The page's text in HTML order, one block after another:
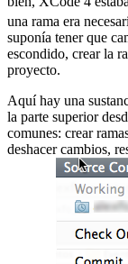
una rama era
suponía tener que
escondido, crear la
proyecto.
Aquí hay una
la parte superior
comunes: crear
deshacer cambios,